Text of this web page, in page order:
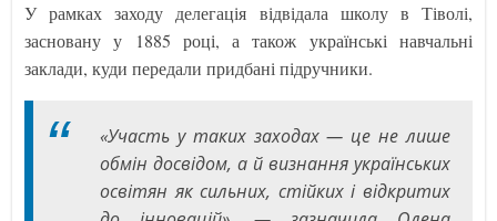
У рамках заходу делегація відвідала школу в Тіволі,
засновану у 1885 році, а також українські навчальні
заклади, куди передали придбані підручники.
«Участь у таких заходах — це не лише
обмін досвідом, а й визнання українських
освітян як сильних, стійких і відкритих